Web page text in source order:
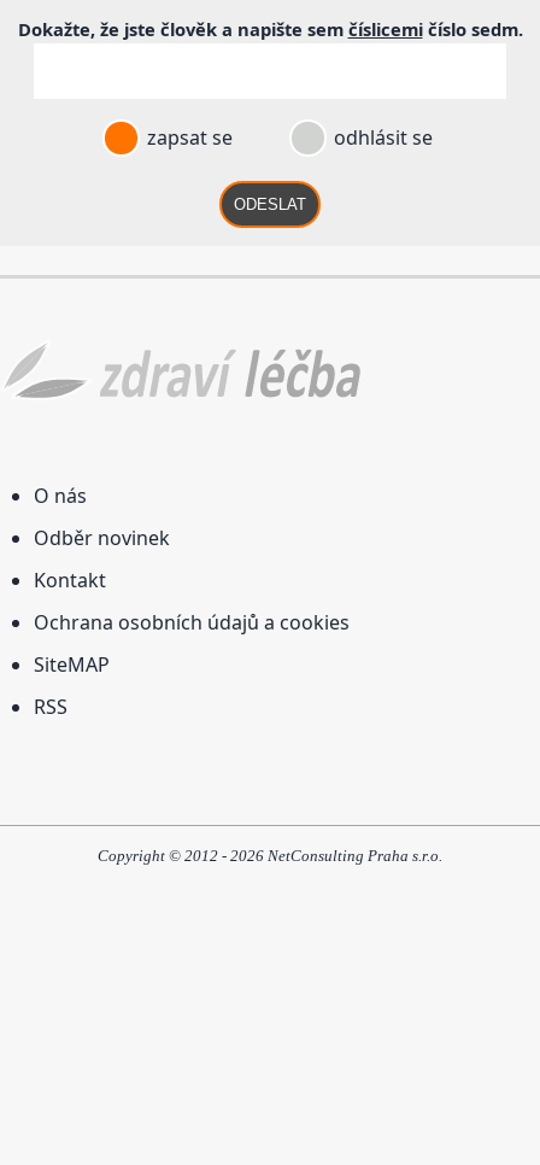
Dokažte, že jste člověk a napište sem číslicemičíslo sedm.
zapsat se odhlásit se
ODESLAT
O nás
Odběr novinek
Kontakt
Ochrana osobních údajů a cookies
SiteMAP
RSS
Copyright © 2012 - 2026 NetConsulting Praha s.r.o.